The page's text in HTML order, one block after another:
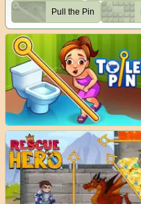
Pull the Pin